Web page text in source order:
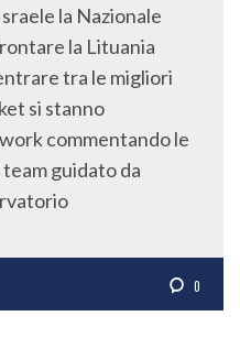
la Nazionale
la Lituania
tra le migliori
si stanno
commentando le
guidato da
0